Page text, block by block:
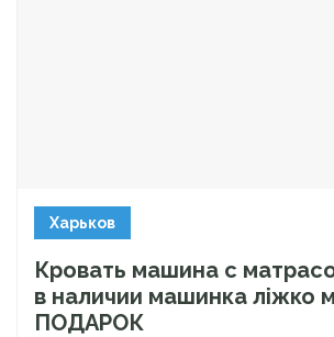
Харьков
Кровать машина с
в наличии машинка ліжко
ПОДАРОК